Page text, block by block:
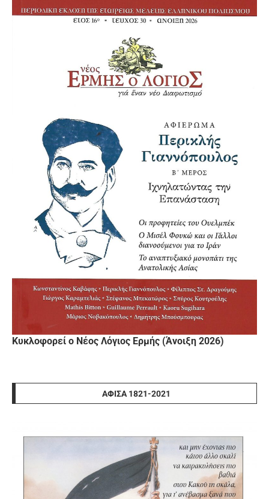
Κυκλοφορεί ο Νέος Λόγιος Ερμής (Άνοιξη 2026)
ΑΦΊΣΑ 1821-2021